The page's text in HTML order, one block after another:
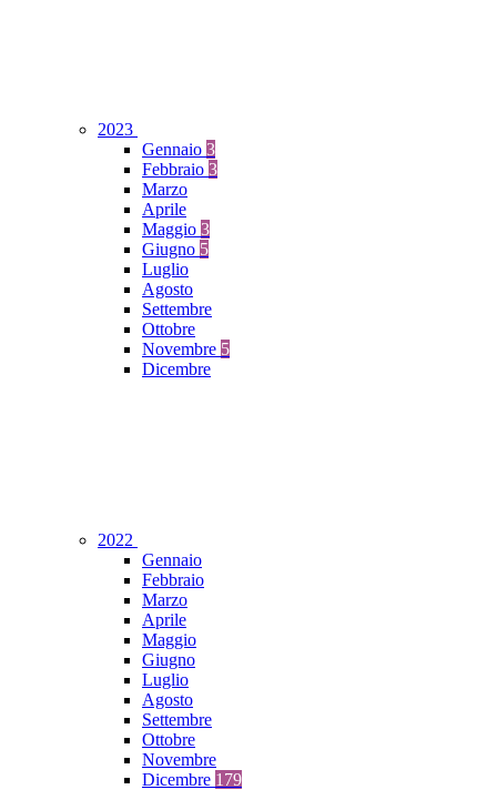
2023
Gennaio 3
Febbraio 3
Marzo
Aprile
Maggio 3
Giugno 5
Luglio
Agosto
Settembre
Ottobre
Novembre 5
Dicembre
2022
Gennaio
Febbraio
Marzo
Aprile
Maggio
Giugno
Luglio
Agosto
Settembre
Ottobre
Novembre
Dicembre 179